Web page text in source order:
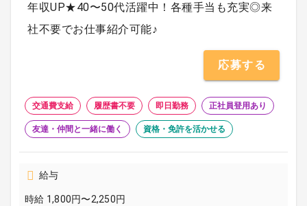
年収UP★40〜50代活躍中！各種手当も充実◎来
社不要でお仕事紹介可能♪
応募する
交通費支給 履歴書不要 即日勤務 正社員登用あり
友達・仲間と一緒に働く 資格・免許を活かせる
給与
時給 1,800円〜2,250円